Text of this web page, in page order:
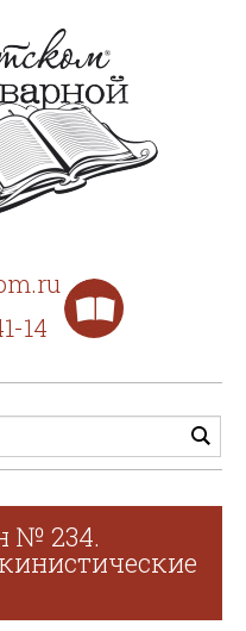
14
№ 234.